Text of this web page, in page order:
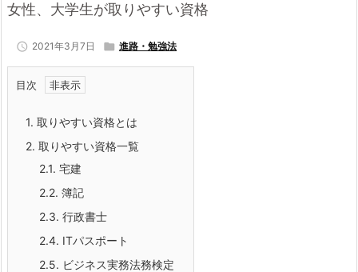
女性、大学生が取りやすい資格
 2021年3月7日  進路・勉強法
目次
1. 取りやすい資格とは
2. 取りやすい資格一覧
2.1. 宅建
2.2. 簿記
2.3. 行政書士
2.4. ITパスポート
2.5. ビジネス実務法務検定